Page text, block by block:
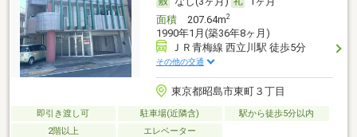
面積207.64m2
1990年1月(築36年8ヶ月)
ＪＲ青梅線 西立川駅 徒歩5分
その他の交通
東京都昭島市東町３丁目
即引き渡し可 駐車場(近隣含)
駅から徒歩5分以内
2階以上
エレベーター